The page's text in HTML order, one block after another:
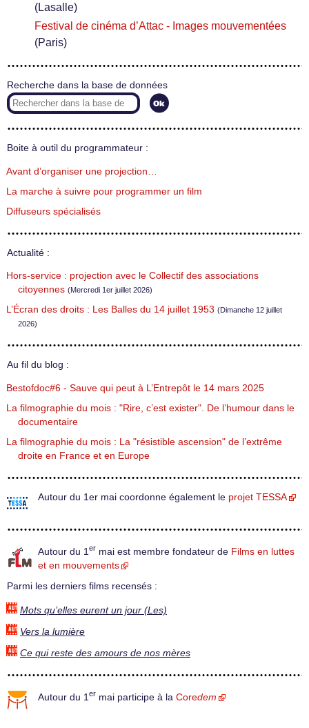
(Lasalle)
Festival de cinéma d’Attac - Images mouvementées
(Paris)
Recherche dans la base de données
Boite à outil du programmateur :
Avant d’organiser une projection…
La marche à suivre pour programmer un film
Diffuseurs spécialisés
Actualité :
Hors-service : projection avec le Collectif des associations
citoyennes (Mercredi 1er juillet 2026)
L’Écran des droits : Les Balles du 14 juillet 1953 (Dimanche 12 juillet
2026)
Au fil du blog :
Bestofdoc#6 - Sauve qui peut à L’Entrepôt le 14 mars 2025
La filmographie du mois : "Rire, c’est exister". De l’humour dans le
documentaire
La filmographie du mois : La "résistible ascension" de l’extrême
droite en France et en Europe
Autour du 1er mai coordonne également le projet TESSA
Autour du 1 er mai est membre fondateur de Films en luttes
et en mouvements
Parmi les derniers films recensés :
Mots qu’elles eurent un jour (Les)
Vers la lumière
Ce qui reste des amours de nos mères
Autour du 1 er mai participe à la Coredem